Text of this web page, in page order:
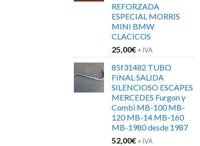
REFORZADA
ESPECIAL MORRIS
MINI BMW
CLACICOS
25,00€+ IVA
85f31482 TUBO
FINAL SALIDA
SILENCIOSO ESCAPES
MERCEDES Furgon y
Combi MB-100 MB-
120 MB-14 MB-160
MB-1980 desde 1987
52,00€+ IVA